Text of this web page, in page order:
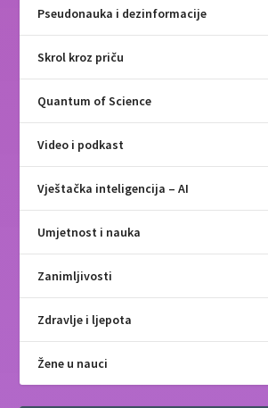
Pseudonauka i dezinformacije
Skrol kroz priču
Quantum of Science
Video i podkast
Vještačka inteligencija – AI
Umjetnost i nauka
Zanimljivosti
Zdravlje i ljepota
Žene u nauci